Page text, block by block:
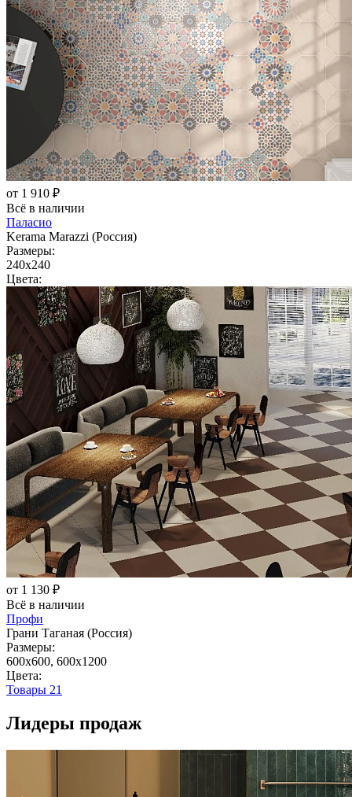
от 1 910 ₽
Всё в наличии
Паласио
Kerama Marazzi (Россия)
Размеры:
240x240
Цвета:
от 1 130 ₽
Всё в наличии
Профи
Грани Таганая (Россия)
Размеры:
600x600, 600x1200
Цвета:
Товары 21
Лидеры продаж